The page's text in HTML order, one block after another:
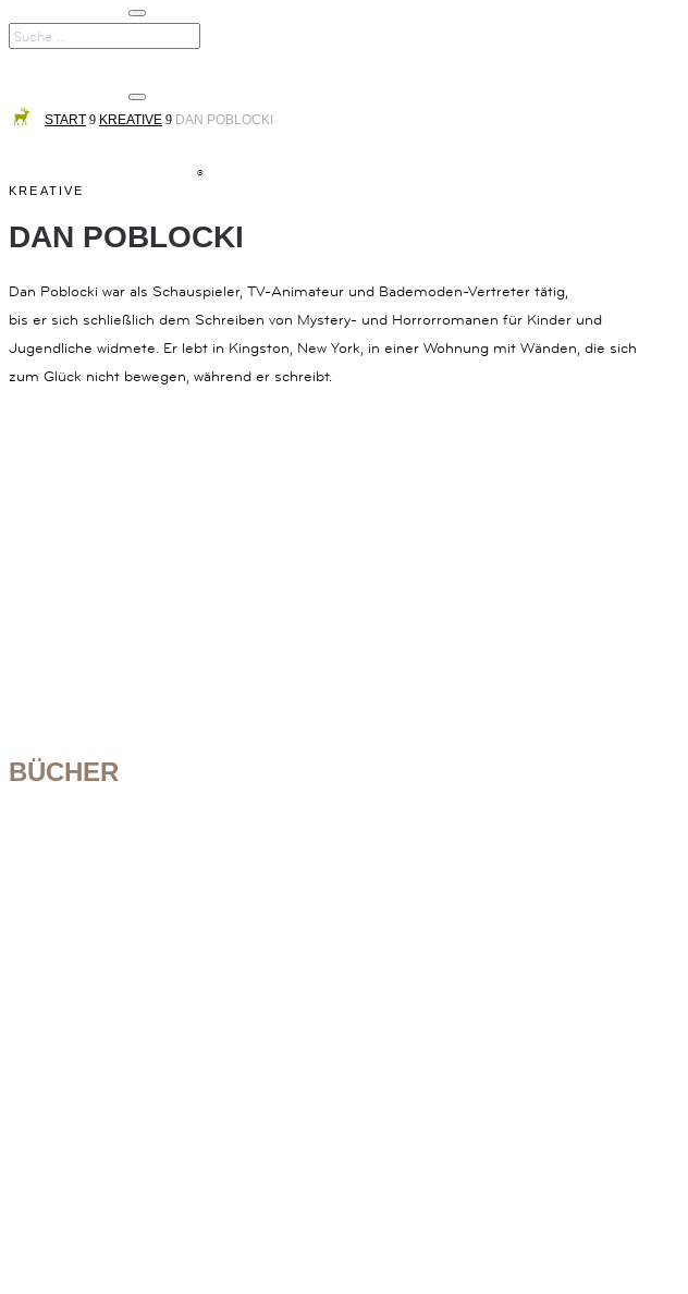
START 9 KREATIVE 9 DAN POBLOCKI
©
KREATIVE
DAN POBLOCKI
Dan Poblocki war als Schauspieler, TV-Animateur und Bademoden-Vertreter tätig,
bis er sich schließlich dem Schreiben von Mystery- und Horrorromanen für Kinder und
Jugendliche widmete. Er lebt in Kingston, New York, in einer Wohnung mit Wänden, die sich
zum Glück nicht bewegen, während er schreibt.
BÜCHER